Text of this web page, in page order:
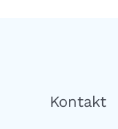
Kontakt